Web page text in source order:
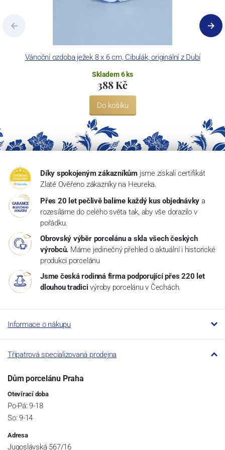
Vánoční ozdoba ježek 8 x 6 cm, Cibulák, originální z Dubí
Skladem 6 ks
388 Kč
Do košíku
Díky spokojeným zákazníkům jsme získali certifikát
Zlaté Ověřeno zákazníky na Heureka.
Přes 20 let pečlivě balíme každý kus objednávky a
rozesíláme do celého světa tak, aby vše dorazilo v
pořádku.
Obrovský výběr porcelánu a skla všech českých
výrobců. Máme jedinečný přehled o aktuální i historické
produkci porcelánu
Jsme česká rodinná firma podporující přes 220 let
dlouhou tradici výroby porcelánu v Čechách.
Informace o nákupu
Třípatrová specializovaná prodejna
Dům porcelánu Praha
Otevírací doba
Po-Pá: 9-18
So: 9-14
Adresa
Jugoslávská 567/16